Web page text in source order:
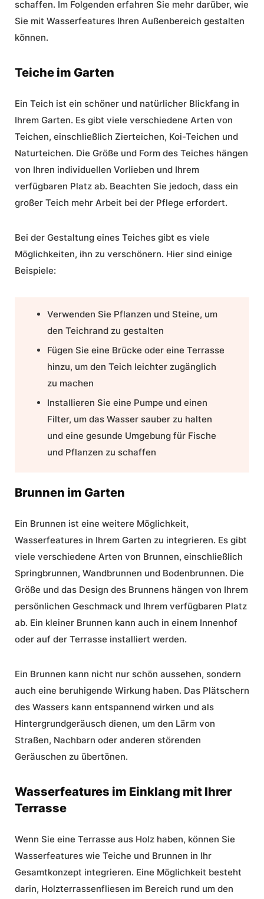
schaffen. Im Folgenden erfahren Sie mehr darüber, wie
Sie mit Wasserfeatures Ihren Außenbereich gestalten
können.
Teiche im Garten
Ein Teich ist ein schöner und natürlicher Blickfang in
Ihrem Garten. Es gibt viele verschiedene Arten von
Teichen, einschließlich Zierteichen, Koi-Teichen und
Naturteichen. Die Größe und Form des Teiches hängen
von Ihren individuellen Vorlieben und Ihrem
verfügbaren Platz ab. Beachten Sie jedoch, dass ein
großer Teich mehr Arbeit bei der Pflege erfordert.
Bei der Gestaltung eines Teiches gibt es viele
Möglichkeiten, ihn zu verschönern. Hier sind einige
Beispiele:
Verwenden Sie Pflanzen und Steine, um
den Teichrand zu gestalten
Fügen Sie eine Brücke oder eine Terrasse
hinzu, um den Teich leichter zugänglich
zu machen
Installieren Sie eine Pumpe und einen
Filter, um das Wasser sauber zu halten
und eine gesunde Umgebung für Fische
und Pflanzen zu schaffen
Brunnen im Garten
Ein Brunnen ist eine weitere Möglichkeit,
Wasserfeatures in Ihrem Garten zu integrieren. Es gibt
viele verschiedene Arten von Brunnen, einschließlich
Springbrunnen, Wandbrunnen und Bodenbrunnen. Die
Größe und das Design des Brunnens hängen von Ihrem
persönlichen Geschmack und Ihrem verfügbaren Platz
ab. Ein kleiner Brunnen kann auch in einem Innenhof
oder auf der Terrasse installiert werden.
Ein Brunnen kann nicht nur schön aussehen, sondern
auch eine beruhigende Wirkung haben. Das Plätschern
des Wassers kann entspannend wirken und als
Hintergrundgeräusch dienen, um den Lärm von
Straßen, Nachbarn oder anderen störenden
Geräuschen zu übertönen.
Wasserfeatures im Einklang mit Ihrer
Terrasse
Wenn Sie eine Terrasse aus Holz haben, können Sie
Wasserfeatures wie Teiche und Brunnen in Ihr
Gesamtkonzept integrieren. Eine Möglichkeit besteht
darin, Holzterrassenfliesen im Bereich rund um den